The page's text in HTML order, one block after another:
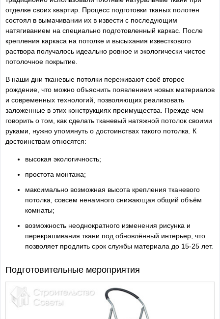
отделке своих квартир. Процесс подготовки тканых полотен
состоял в вымачивании их в извести с последующим
натягиванием на специально подготовленный каркас. После
крепления каркаса на потолке и высыхания известкового
раствора получалось идеально ровное и экологически чистое
потолочное покрытие.
В наши дни тканевые потолки переживают своё второе
рождение, что можно объяснить появлением новых материалов
и современных технологий, позволяющих реализовать
заложенные в этих конструкциях преимущества. Прежде чем
говорить о том, как сделать тканевый натяжной потолок своими
руками, нужно упомянуть о достоинствах такого потолка. К
достоинствам относятся:
высокая экологичность;
простота монтажа;
максимально возможная высота крепления тканевого
потолка, совсем ненамного снижающая общий объём
комнаты;
возможность неоднократного изменения рисунка и
перекрашивания ткани под обновлённый интерьер, что
позволяет продлить срок службы материала до 15-25 лет.
Подготовительные мероприятия